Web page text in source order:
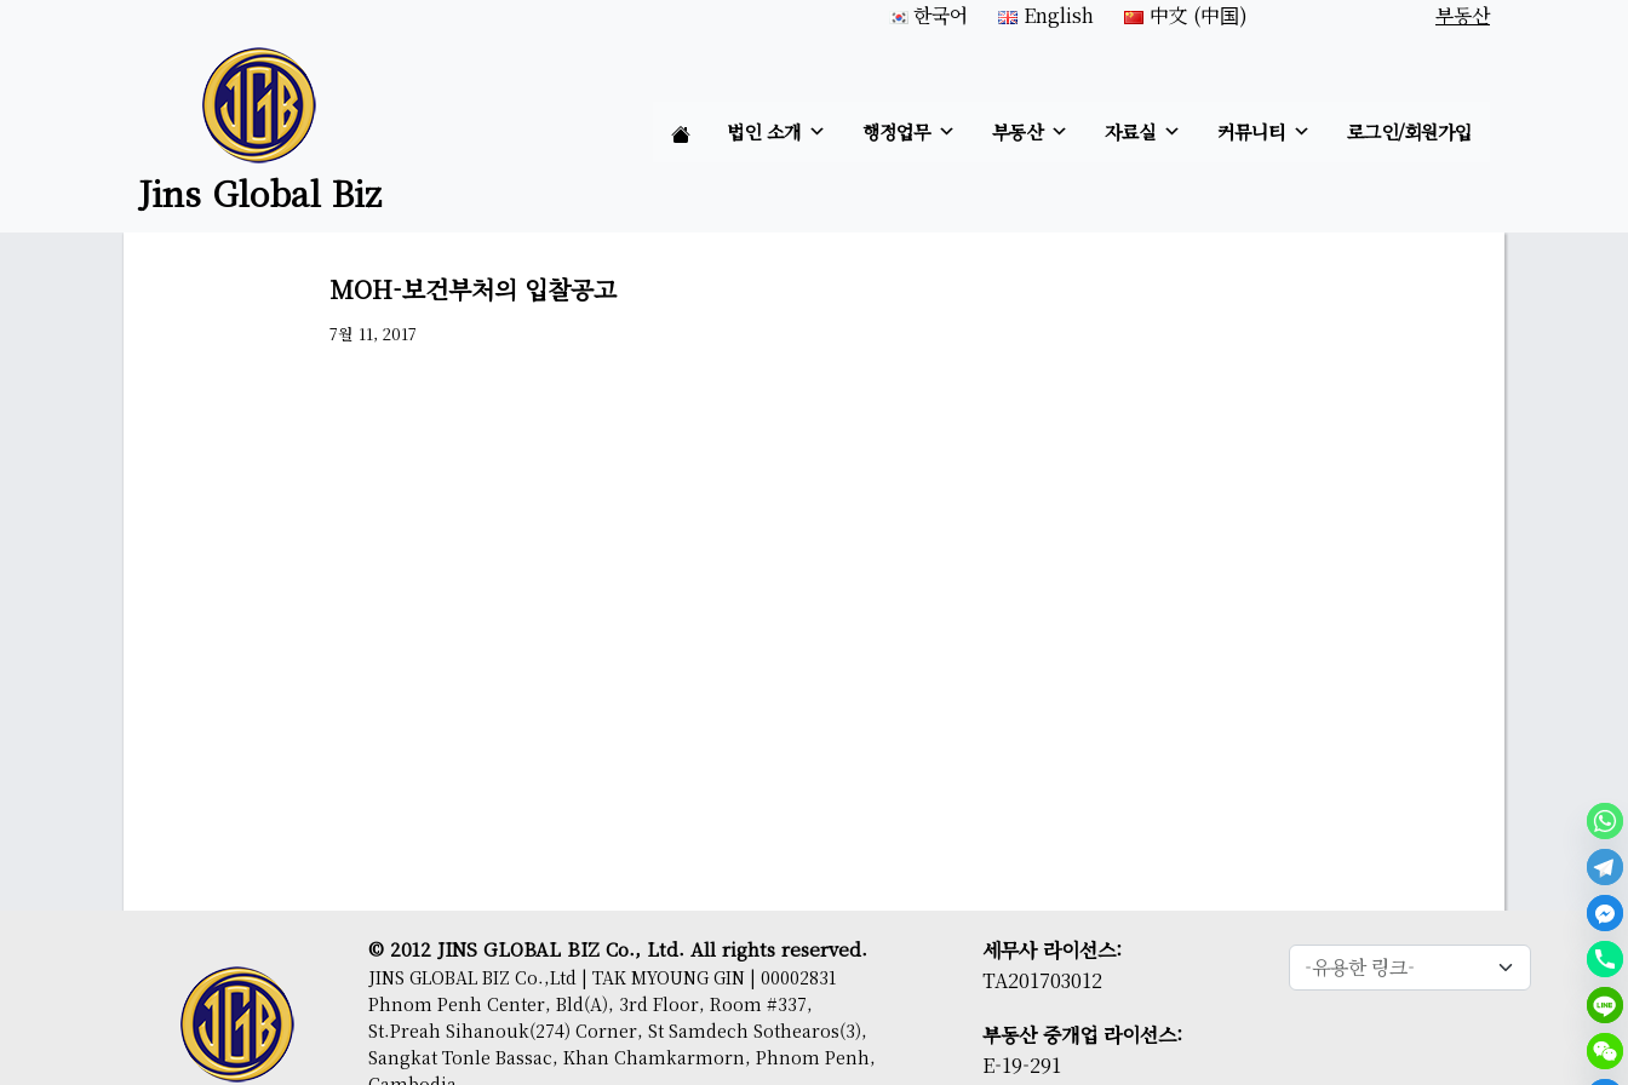
한국어 English 中文 (中国) 부동산
Jins Global Biz
법인 소개 행정업무 부동산 자료실 커뮤니티 로그인/회원가입
MOH-보건부처의 입찰공고
7월 11, 2017
© 2012 JINS GLOBAL BIZ Co., Ltd. All rights reserved.
JINS GLOBAL BIZ Co.,Ltd | TAK MYOUNG GIN | 00002831
Phnom Penh Center, Bld(A), 3rd Floor, Room #337,
St.Preah Sihanouk(274) Corner, St Samdech Sothearos(3),
Sangkat Tonle Bassac, Khan Chamkarmorn, Phnom Penh,
세무사 라이선스:
TA201703012
부동산 중개업 라이선스:
E-19-291